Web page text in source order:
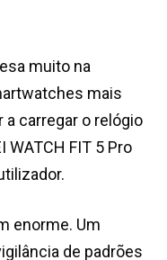
muito na
mais
carregar o relógio
WATCH FIT 5 Pro
enorme. Um
de padrões